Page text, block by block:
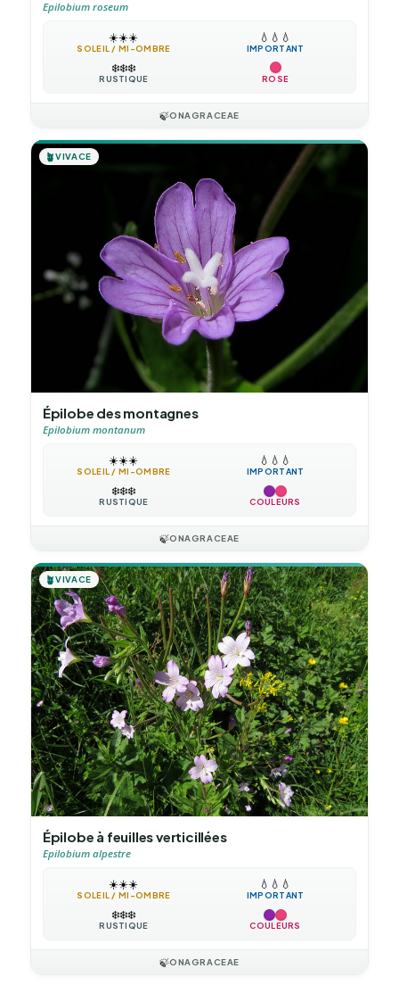
Epilobium roseum
☀️☀️☀️
SOLEIL / MI-OMBRE
💧 💧 💧
IMPORTANT
❄️❄️❄️
RUSTIQUE ROSE
🍃ONAGRACEAE
🪴VIVACE
Épilobe des montagnes
Epilobium montanum
☀️☀️☀️
SOLEIL / MI-OMBRE
💧 💧 💧
IMPORTANT
❄️❄️❄️
RUSTIQUE COULEURS
🍃ONAGRACEAE
🪴VIVACE
Épilobe à feuilles verticillées
Epilobium alpestre
☀️☀️☀️
SOLEIL / MI-OMBRE
💧 💧 💧
IMPORTANT
❄️❄️❄️
RUSTIQUE COULEURS
🍃ONAGRACEAE